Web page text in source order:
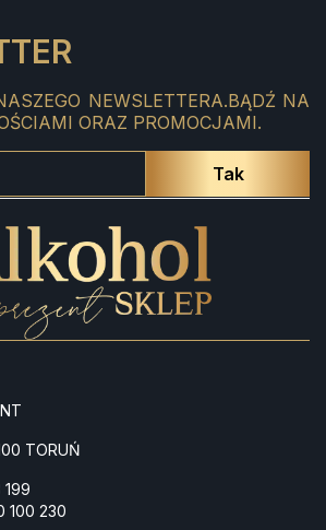
NEWSLETTERA.BĄDŹ NA
ORAZ PROMOCJAMI.
TORUŃ
199
100 230